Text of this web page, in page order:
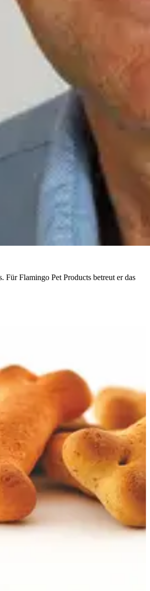
Für Flamingo Pet Products betreut er das